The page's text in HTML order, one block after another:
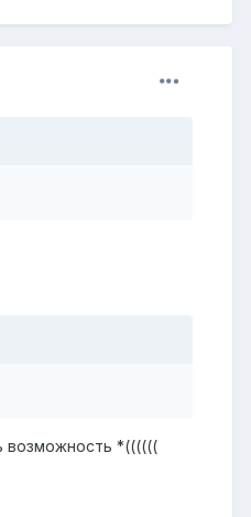
возможность *((((((